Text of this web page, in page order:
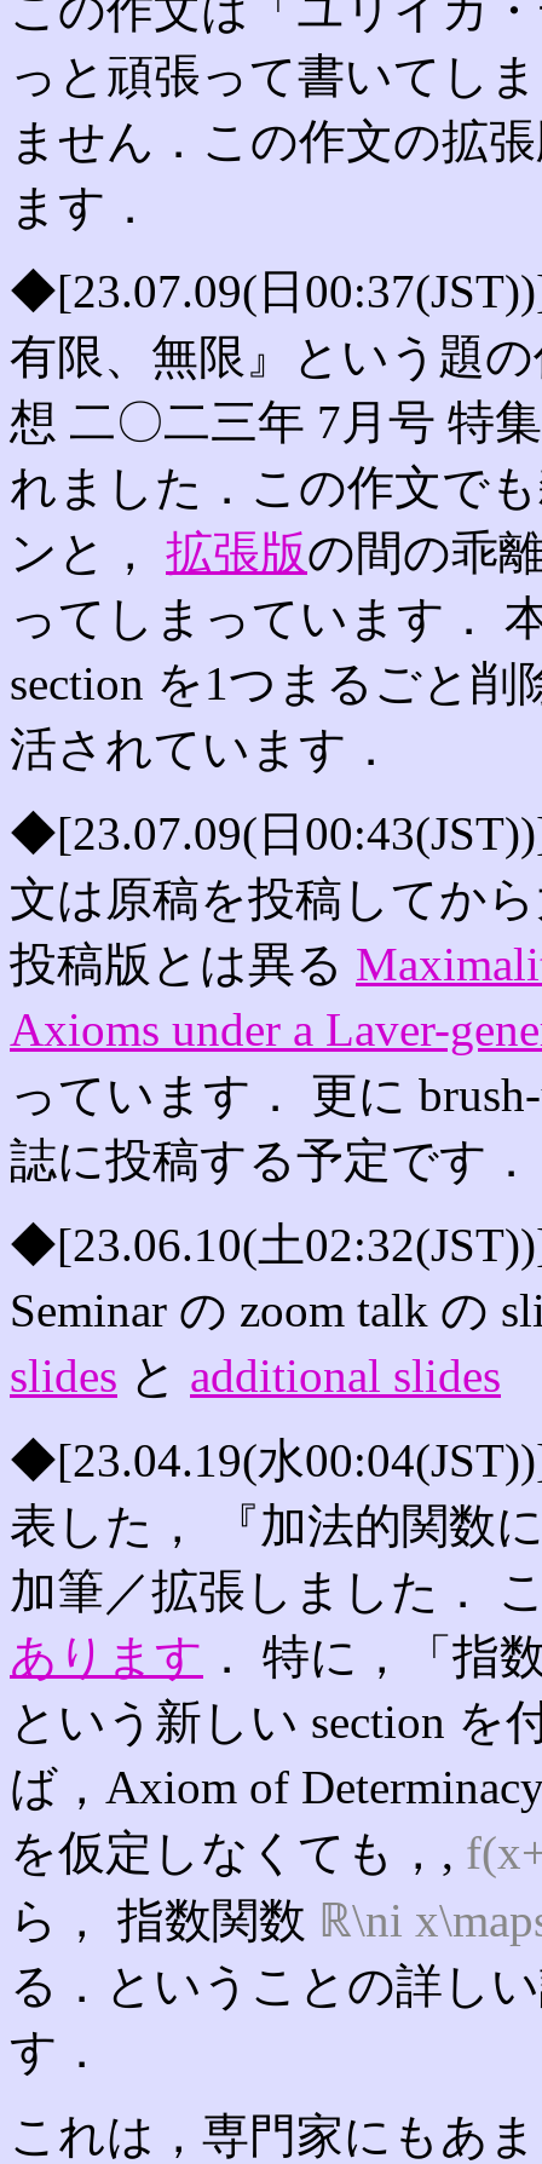
この作文は「ユリイカ
っと頑張って書いてし
ません．この作文の拡
ます．
◆[23.07.09(日
有限、無限』という題
想 二〇二三年 7月号 特
れました．この作文で
ンと， 拡張版の間の乖
ってしまっています．
section を1つまるごと
活されています．
◆[23.07.09(日
文は原稿を投稿してか
投稿版とは異る
Axioms under a Laver-
っています． 更に
誌に投稿する予定です．
◆[23.06.10(土
Seminar の zoom talk の
slides と additional slides
◆[23.04.19(水
表した， 『加法的関数
加筆／拡張しました．
あります ． 特に，「指
という新しい section を
ば，Axiom of
を仮定しなくても， ,
ら， 指数関数 ℝ\ni
る．ということの詳し
す．
これは，専門家にもあ